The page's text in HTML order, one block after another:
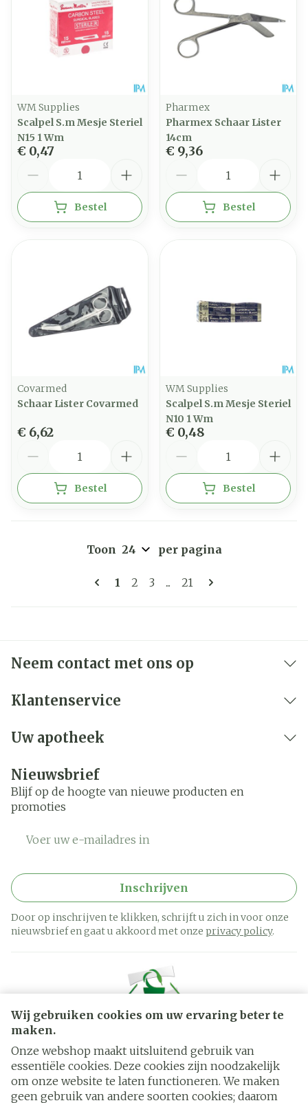
Wij gebruiken cookies om uw ervaring beter te
maken.
Onze webshop maakt uitsluitend gebruik van
essentiële cookies. Deze cookies zijn noodzakelijk
om onze website te laten functioneren. We maken
geen gebruik van andere soorten cookies; daarom
WM Supplies
Scalpel S.m Mesje Steriel
N15 1 Wm
€ 0,47
Bestel
Pharmex
Pharmex Schaar Lister
14cm
€ 9,36
Bestel
Covarmed
Schaar Lister Covarmed
€ 6,62
Bestel
WM Supplies
Scalpel S.m Mesje Steriel
N10 1 Wm
€ 0,48
Bestel
Pagina's
U lees momenteel pagina
1 Pagina
2 Pagina
3 ... Pagina
21
Toon per pagina
Neem contact met ons op
Klantenservice
Uw apotheek
Nieuwsbrief
Blijf op de hoogte van nieuwe producten en
promoties
Inschrijven
Door op inschrijven te klikken, schrijft u zich in voor onze
nieuwsbrief en gaat u akkoord met onze privacy policy.
Juridische links